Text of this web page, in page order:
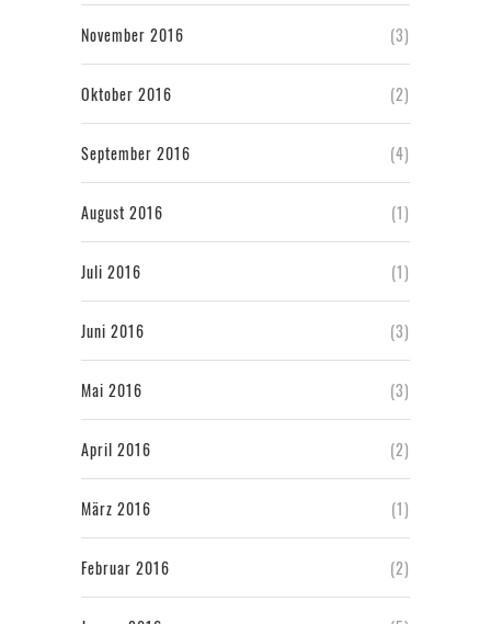
November 2016 (3)
Oktober 2016 (2)
September 2016 (4)
August 2016 (1)
Juli 2016 (1)
Juni 2016 (3)
Mai 2016 (3)
April 2016 (2)
März 2016 (1)
Februar 2016 (2)